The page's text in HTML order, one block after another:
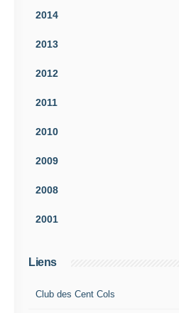
2014
2013
2012
2011
2010
2009
2008
2001
Liens
Club des Cent Cols